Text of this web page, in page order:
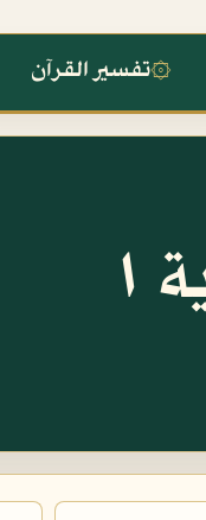
۞تفسير القرآن